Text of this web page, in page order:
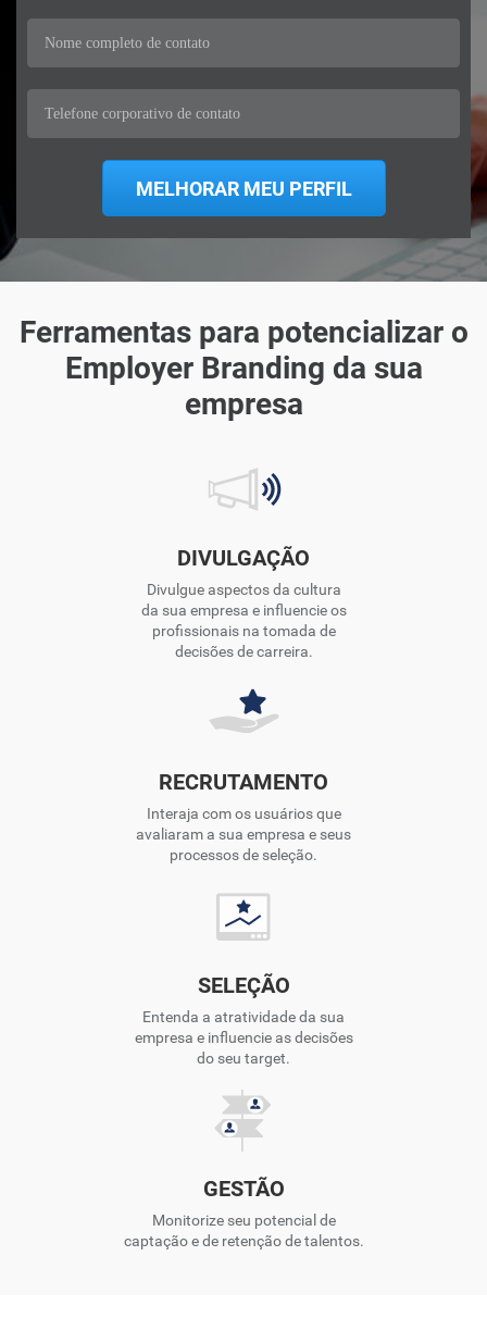
Ferramentas para potencializar o
Employer Branding da sua
empresa
DIVULGAÇÃO
Divulgue aspectos da cultura
da sua empresa e influencie os
profissionais na tomada de
decisões de carreira.
RECRUTAMENTO
Interaja com os usuários que
avaliaram a sua empresa e seus
processos de seleção.
SELEÇÃO
Entenda a atratividade da sua
empresa e influencie as decisões
do seu target.
GESTÃO
Monitorize seu potencial de
captação e de retenção de talentos.